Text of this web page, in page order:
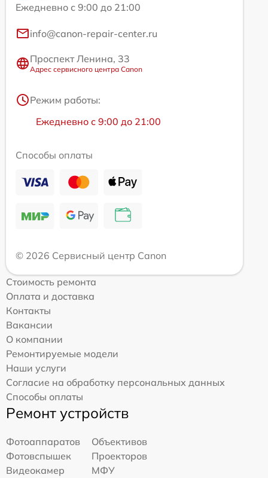
Ежедневно с 9:00 до 21:00
info@canon-repair-center.ru
Проспект Ленина, 33
Адрес сервисного центра Canon
Режим работы:
Ежедневно с 9:00 до 21:00
Способы оплаты
© 2026 Сервисный центр Canon
Стоимость ремонта
Оплата и доставка
Контакты
Вакансии
О компании
Ремонтируемые модели
Наши услуги
Согласие на обработку персональных данных
Способы оплаты
Ремонт устройств
Фотоаппаратов
Объективов
Фотовспышек
Проекторов
Видеокамер
МФУ